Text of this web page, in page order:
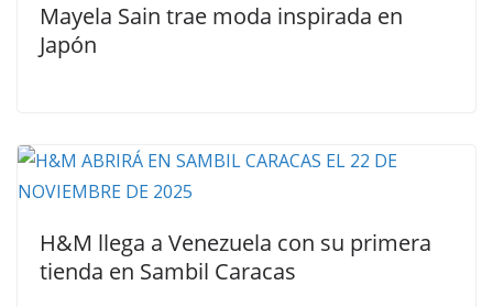
Mayela Sain trae moda inspirada en
Japón
H&M llega a Venezuela con su primera
tienda en Sambil Caracas